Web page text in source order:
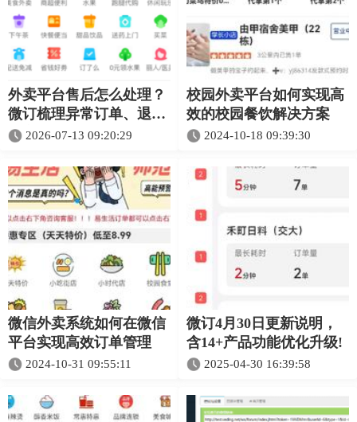
外卖平台售后怎么处理？
微订梳理异常订单、退款
与客服协同
2026-07-13 09:20:29
校园外卖平台如何实现高
效的校园餐饮解决方案
2024-10-18 09:39:30
微信外卖系统如何在微信
平台实现高效订单管理
2024-10-31 09:55:11
微订4月30日更新说明，
含14+产品功能优化升级!
2025-04-30 16:39:58